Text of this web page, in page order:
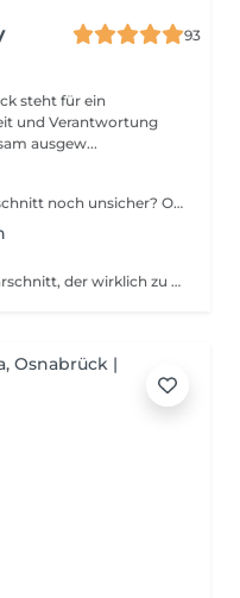
93
steht für ein
und Verantwortung
ausgew...
Du bist dir bei Farbe, Stil oder Haarschnitt noch unsicher? Oder du bist Neukunde und möchtest dich zuerst persönlich beraten lassen? Dann buche dir einfach einen individuellen Beratungstermin bei uns. Wir nehmen uns Zeit für dich, beantworten deine Fragen und helfen dir, die perfekte Wahl zu treffen. Hinweis zur Beratungsgebühr Für das Beratungsgespräch berechnen wir eine Gebühr von 20 €. Kommst du anschließend zu deinem gebuchten Folgetermin und nimmst die Dienstleistung wahr, wird der Betrag selbstverständlich voll angerechnet.
Haarschnitt – Unisex Finde den Haarschnitt, der wirklich zu dir passt! Bei jedem Termin sind professionelle Haaranalyse, Waschen, Schneiden, Föhnen sowie Styling-Produkte inklusive. Optional kannst du zusätzlich ein Treatment buchen, um dein Haar noch intensiver zu pflegen. Unsere Haarschnitt-Kategorien XS-Haarschnitt – 30 Minuten Der ideale Kurzhaarschnitt. Präzises Schneiden für kurze Styles – schnell, sauber und perfekt in Form. BASIC-Haarschnitt – 60 Minuten Der klassische Haarschnitt für alle Haarlängen. Ideal zur regelmäßigen Auffrischung deines Looks oder für feinere Anpassungen in Form und Struktur. Haarschnitt PLUS – 90 Minuten Für alle, die mehr Zeit brauchen: inklusive umfassender Beratung für Neuhaarschnitt, größere Umstylings oder Haarspenden. Perfekt, wenn du einen komplett neuen Look möchtest. Buche jetzt deinen passenden Haarschnitt und genieße ein individuelles Styling, das deinen Look perfekt unterstreicht!